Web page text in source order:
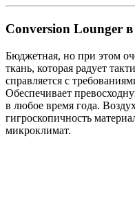
Conversion Lounger
Бюджетная, но при этом
ткань, которая радует
справляется с
Обеспечивает
в любое время года.
гигроскопичность
микроклимат.